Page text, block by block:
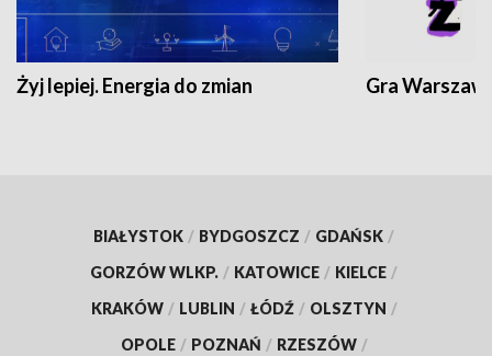
Żyj lepiej. Energia do zmian Gra
BIAŁYSTOK / BYDGOSZCZ / GDAŃSK /
GORZÓW WLKP. / KATOWICE / KIELCE /
KRAKÓW / LUBLIN / ŁÓDŹ / OLSZTYN /
OPOLE / POZNAŃ / RZESZÓW /